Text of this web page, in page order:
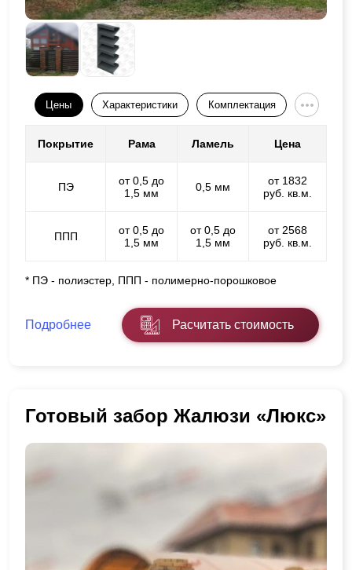
Цены Характеристики Комплектация
Покрытие Рама Ламель Цена
ПЭ
от 0,5 до
1,5 мм
0,5 мм
от 1832
руб. кв.м.
ППП
от 0,5 до
1,5 мм
от 0,5 до
1,5 мм
от 2568
руб. кв.м.
* ПЭ - полиэстер, ППП - полимерно-порошковое
Подробнее Расчитать стоимость
Готовый забор Жалюзи «Люкс»